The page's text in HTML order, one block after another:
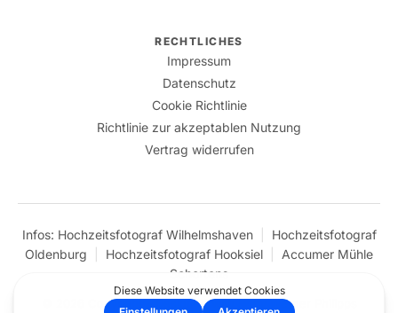
RECHTLICHES
Impressum
Datenschutz
Cookie Richtlinie
Richtlinie zur akzeptablen Nutzung
Vertrag widerrufen
Infos: Hochzeitsfotograf Wilhelmshaven
Hochzeitsfotograf
Oldenburg
Hochzeitsfotograf Hooksiel
Accumer Mühle
Schortens
© 2026 Copyright – Designed with ❤️ by Werner Philipps